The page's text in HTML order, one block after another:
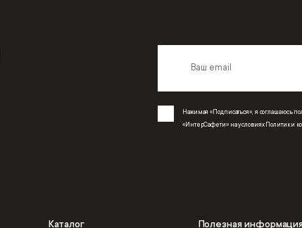
Нажимая «Подписаться», я соглашаюсь
«ИнтерСафети» на условиях Политики
Каталог Полезная